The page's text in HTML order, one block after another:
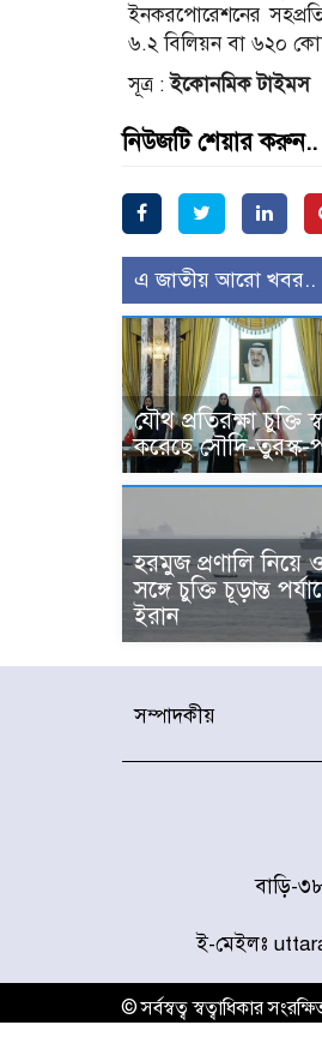
ইনকরপোরেশনের
৬.২ বিলিয়ন বা ৬২০
সূত্র :ইকোনমিক টাইমস
নিউজটি শেয়ার করুন..
এ জাতীয় আরো খবর..
যৌথ প্রতিরক্ষা চুক্তি
করেছে সৌদি-তুরস্ক-
হরমুজ প্রণালি নিয়ে
সঙ্গে চুক্তি চূড়ান্ত
ইরান
সম্পাদকীয়
বাড়ি-
ই-মেইলঃ
© সর্বস্বত্ব স্বত্বাধিকার